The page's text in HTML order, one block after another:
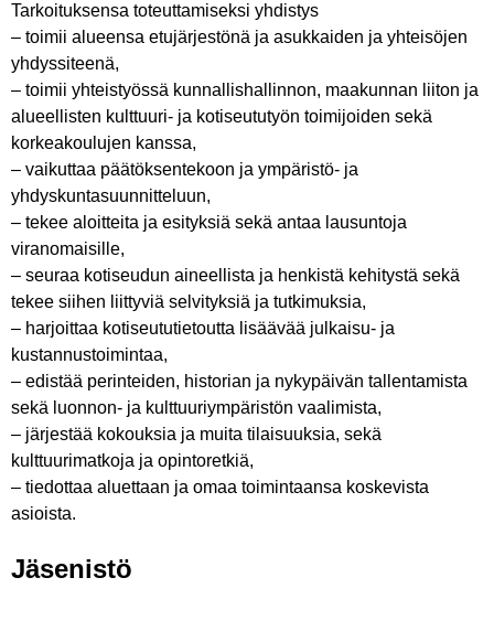
Tarkoituksensa toteuttamiseksi yhdistys
– toimii alueensa etujärjestönä ja asukkaiden ja yhteisöjen
yhdyssiteenä,
– toimii yhteistyössä kunnallishallinnon, maakunnan liiton ja
alueellisten kulttuuri- ja kotiseututyön toimijoiden sekä
korkeakoulujen kanssa,
– vaikuttaa päätöksentekoon ja ympäristö- ja
yhdyskuntasuunnitteluun,
– tekee aloitteita ja esityksiä sekä antaa lausuntoja
viranomaisille,
– seuraa kotiseudun aineellista ja henkistä kehitystä sekä
tekee siihen liittyviä selvityksiä ja tutkimuksia,
– harjoittaa kotiseututietoutta lisäävää julkaisu- ja
kustannustoimintaa,
– edistää perinteiden, historian ja nykypäivän tallentamista
sekä luonnon- ja kulttuuriympäristön vaalimista,
– järjestää kokouksia ja muita tilaisuuksia, sekä
kulttuurimatkoja ja opintoretkiä,
– tiedottaa aluettaan ja omaa toimintaansa koskevista
asioista.
Jäsenistö